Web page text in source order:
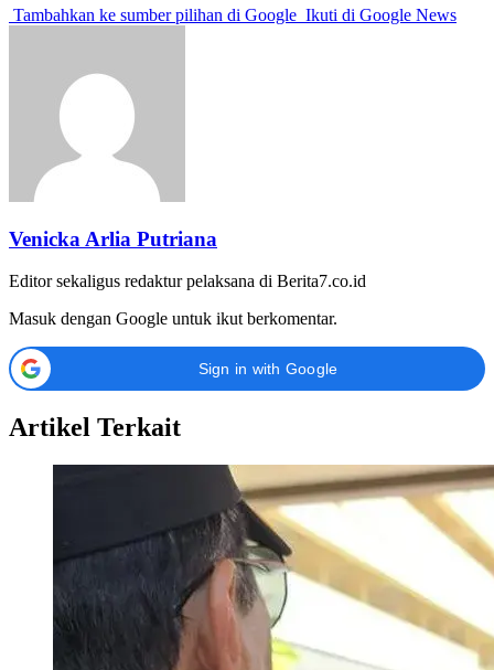
Tambahkan ke sumber pilihan di Google Ikuti di Google News
Venicka Arlia Putriana
Editor sekaligus redaktur pelaksana di Berita7.co.id
Masuk dengan Google untuk ikut berkomentar.
Sign in with Google
Artikel Terkait